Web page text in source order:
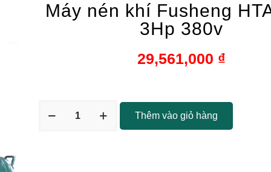
Máy nén khí Fusheng
3Hp 380v
29,561,000 ₫
Thêm vào giỏ hàng